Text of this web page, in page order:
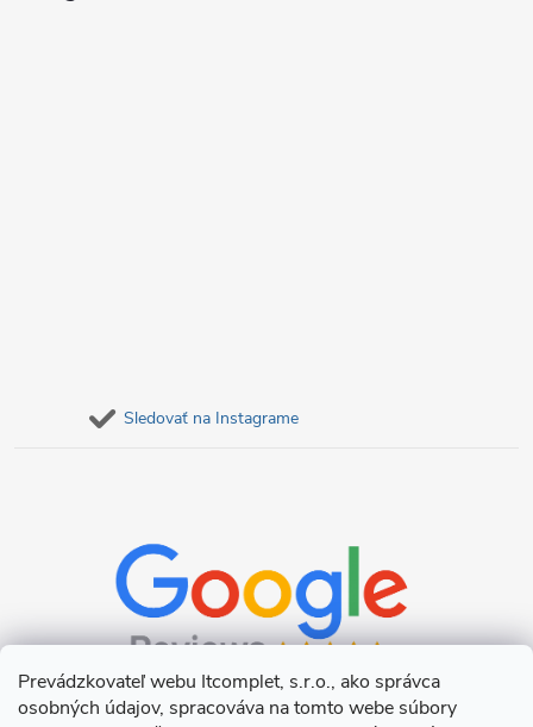
Prevádzkovateľ webu Itcomplet, s.r.o., ako správca
osobných údajov, spracováva na tomto webe súbory
Sledovať na Instagrame